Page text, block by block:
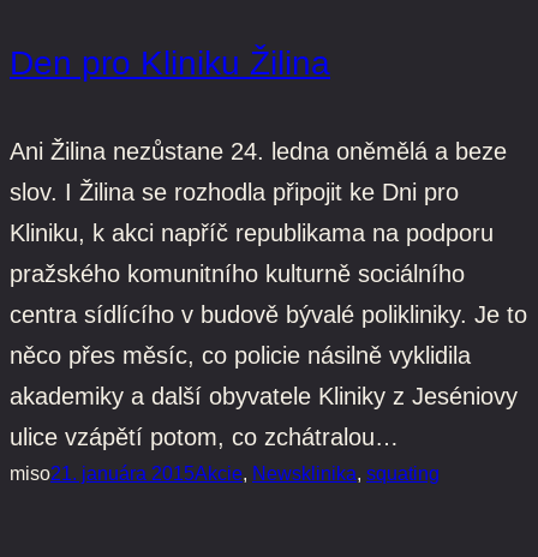
Den pro Kliniku Žilina
Ani Žilina nezůstane 24. ledna oněmělá a beze
slov. I Žilina se rozhodla připojit ke Dni pro
Kliniku, k akci napříč republikama na podporu
pražského komunitního kulturně sociálního
centra sídlícího v budově bývalé polikliniky. Je to
něco přes měsíc, co policie násilně vyklidila
akademiky a další obyvatele Kliniky z Jeséniovy
ulice vzápětí potom, co zchátralou…
miso21. januára 2015Akcie, Newsklinika, squating